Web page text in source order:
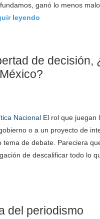
ganó lo menos
leyendo
de decisión,
Nacional El rol que juegan
o a un proyecto de
tema de debate. Pareciera
de descalificar todo lo
del periodismo